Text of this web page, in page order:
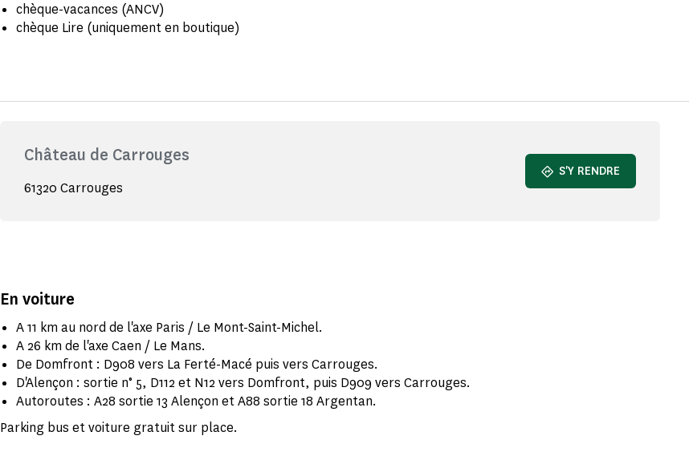
chèque-vacances (ANCV)
chèque Lire (uniquement en boutique)
Château de Carrouges
61320 Carrouges
S'Y RENDRE
En voiture
A 11 km au nord de l'axe Paris / Le Mont-Saint-Michel.
A 26 km de l'axe Caen / Le Mans.
De Domfront : D908 vers La Ferté-Macé puis vers Carrouges.
D'Alençon : sortie n° 5, D112 et N12 vers Domfront, puis D909 vers Carrouges.
Autoroutes : A28 sortie 13 Alençon et A88 sortie 18 Argentan.
Parking bus et voiture gratuit sur place.